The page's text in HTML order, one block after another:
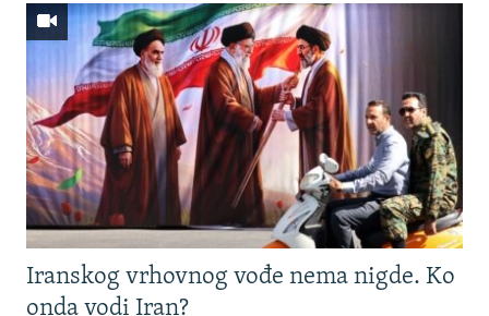
Iranskog vrhovnog vođe nema nigde. Ko
onda vodi Iran?